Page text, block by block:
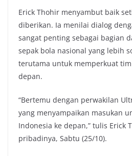
Erick Thohir menyambut baik
diberikan. Ia menilai dialog
sangat penting sebagai bagian
sepak bola nasional yang lebih
terutama untuk memperkuat
depan.
“Bertemu dengan perwakilan
yang menyampaikan masukan
Indonesia ke depan,” tulis Erick
pribadinya, Sabtu (25/10).